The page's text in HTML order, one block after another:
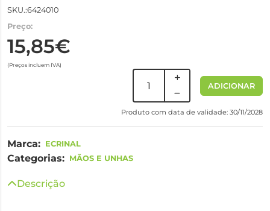
SKU.:6424010
Preço:
15,85€
(Preços incluem IVA)
ADICIONAR
Produto com data de validade: 30/11/2028
Marca: ECRINAL
Categorias: MÃOS E UNHAS
Descrição